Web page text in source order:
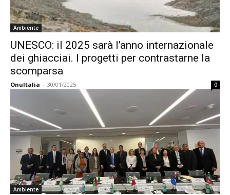
Ambiente
UNESCO: il 2025 sarà l’anno internazionale
dei ghiacciai. I progetti per contrastarne la
scomparsa
OnuItalia - 30/01/2025 0
Ambiente